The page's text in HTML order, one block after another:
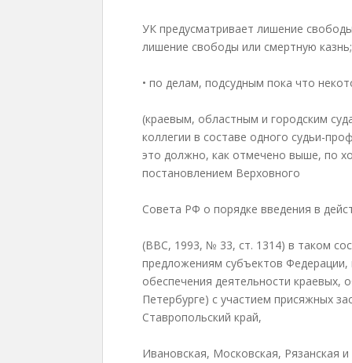
УК предусматривает лишение
лишение свободы или смертную казнь;
• по делам, подсудным пока что
(краевым, областным и городским
коллегии в составе одного судьи-
это должно, как отмечено выше, по
постановлением Верховного
Совета РФ о порядке введения в
(ВВС, 1993, № 33, ст. 1314) в таком
предложениям субъектов
обеспечения деятельности краевых,
Петербурге) с участием присяжных
Ставропольский край,
Ивановская, Московская, Рязанская